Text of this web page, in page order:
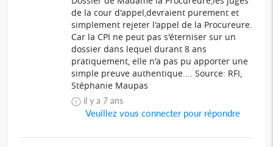
de la cour d'appel,devraient purement et
simplement rejeter l'appel de la Procureure.
Car la CPI ne peut pas s'éterniser sur un
dossier dans lequel durant 8 ans
pratiquement, elle n'a pas pu apporter une
simple preuve authentique.... Source: RFI,
Stéphanie Maupas
il y a 7 ans
Veuillez vous connecter pour répondre